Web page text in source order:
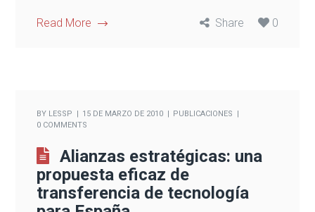
Read More Share 0
BY LESSP 15 DE MARZO DE 2010
PUBLICACIONES
0 COMMENTS
Alianzas estratégicas: una
propuesta eficaz de
transferencia de tecnología